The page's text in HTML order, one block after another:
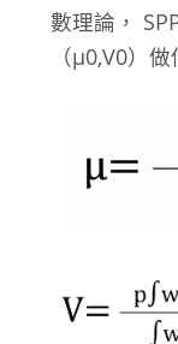
數理論，
（μ0,V0）做